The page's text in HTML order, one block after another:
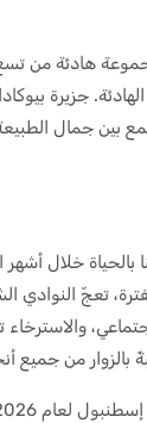
هادئة من
جزيرة
بين جمال
بالحياة خلال
تعجّ النوادي
من جميع
لعام 2026